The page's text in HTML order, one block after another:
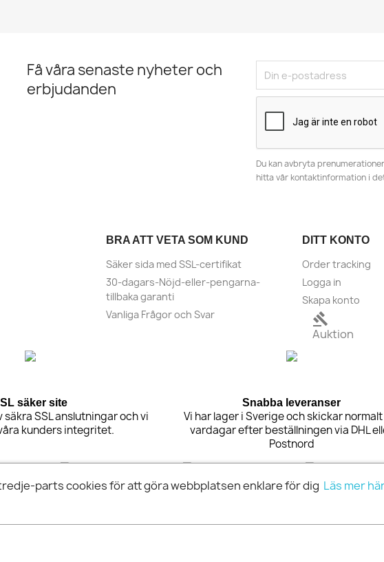
Få våra senaste nyheter och
erbjudanden
Du kan avbryta
hitta vår kontaktinformation i
BRA ATT VETA SOM KUND
Säker sida med SSL-certifikat
30-dagars-Nöjd-eller-pengarna-
tillbaka garanti
Vanliga Frågor och Svar
DITT KONTO
Order tracking
Logga in
Skapa konto
gavel
Auktion
säker site
säkra SSL anslutningar och vi
kunders integritet.
Snabba leveranser
Vi har lager i Sverige och skickar normalt
vardagar efter beställningen via DHL
Postnord
parts cookies för att göra webbplatsen enklare för dig Läs mer